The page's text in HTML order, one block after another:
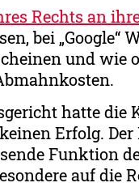
Rechts an
bei „Google“
und wie
hatte die
Erfolg.
Funktion
auf die